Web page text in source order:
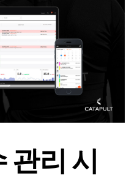
관리 시